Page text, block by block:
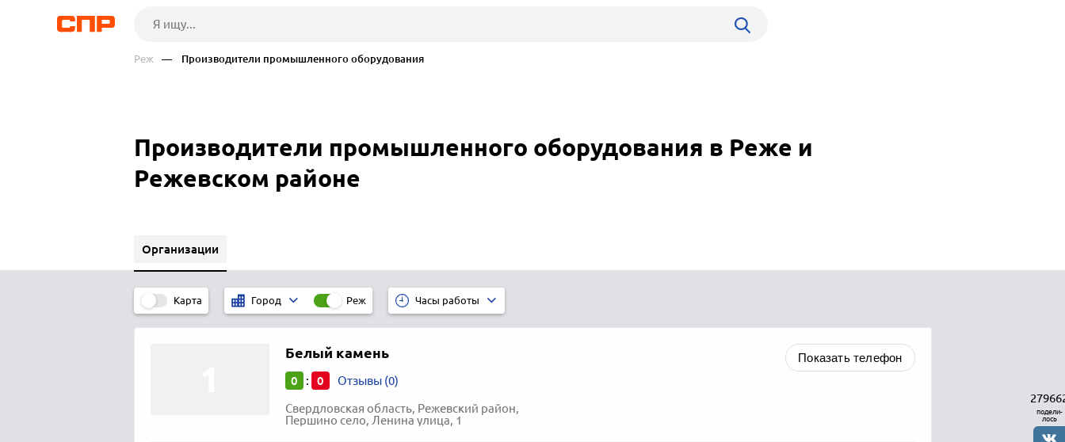
Реж — Производители промышленного оборудования
Производители промышленного оборудования в Реже и
Режевском районе
Организации
Карта Город Реж Часы работы
Белый камень
0 : 0 Отзывы (0)
Свердловская область, Режевский район,
Першино село, Ленина улица, 1
Показать телефон
подели-
лось